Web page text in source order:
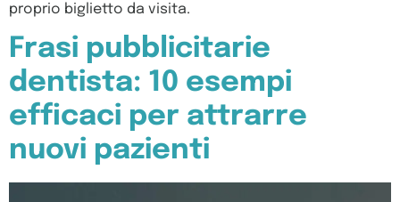
proprio biglietto da visita.
Frasi pubblicitarie
dentista: 10 esempi
efficaci per attrarre
nuovi pazienti